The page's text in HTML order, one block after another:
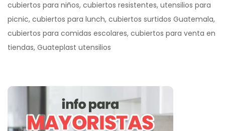
cubiertos para niños, cubiertos resistentes, utensilios para
picnic, cubiertos para lunch, cubiertos surtidos Guatemala,
cubiertos para comidas escolares, cubiertos para venta en
tiendas, Guateplast utensilios